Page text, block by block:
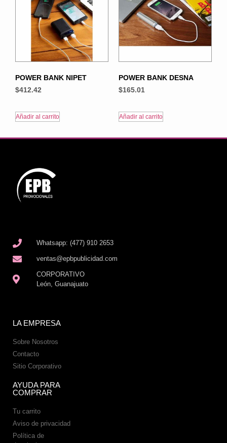
POWER BANK NIPET
$412.42
Añadir al carrito
POWER BANK DESNA
$165.01
Añadir al carrito
Whatsapp: (477) 910 2653
ventas@epbpublicidad.com
CORPORATIVO
León, Guanajuato
LA EMPRESA
Sobre Nosotros
Contacto
Sitio Corporativo
AYUDA PARA
COMPRAR
Tu carrito
Aviso de privacidad
Política de